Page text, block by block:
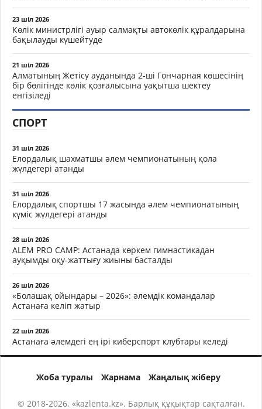
23 шіл 2026
Көлік министрлігі ауыр салмақты автокөлік құралдарына
бақылауды күшейтуде
21 шіл 2026
Алматының Жетісу ауданында 2-ші Гончарная көшесінің
бір бөлігінде көлік қозғалысына уақытша шектеу
енгізіледі
СПОРТ
31 шіл 2026
Елордалық шахматшы әлем чемпионатының қола
жүлдегері атанды
31 шіл 2026
Елордалық спортшы 17 жасында әлем чемпионатының
күміс жүлдегері атанды
28 шіл 2026
ALEM PRO CAMP: Астанада көркем гимнастикадан
ауқымды оқу-жаттығу жиыны басталды
26 шіл 2026
«Болашақ ойындары – 2026»: әлемдік командалар
Астанаға келіп жатыр
22 шіл 2026
Астанаға әлемдегі ең ірі киберспорт клубтары келеді
Жоба туралы Жарнама Жаңалық жіберу
© 2018-2026, «kazlenta.kz». Барлық құқықтар сақталған.